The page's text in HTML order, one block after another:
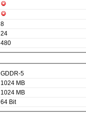
8
24
480
GDDR-5
1024 MB
1024 MB
64 Bit